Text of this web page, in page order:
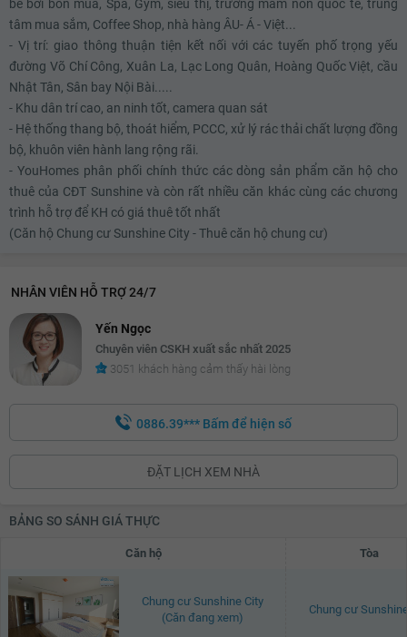
bể bơi bốn mùa, Spa, Gym, siêu thị, trường mầm non quốc tế, trung
tâm mua sắm, Coffee Shop, nhà hàng ÂU- Á - Việt...
- Vị trí: giao thông thuận tiện kết nối với các tuyến phố trọng yếu
đường Võ Chí Công, Xuân La, Lạc Long Quân, Hoàng Quốc Việt, cầu
Nhật Tân, Sân bay Nội Bài.....
- Khu dân trí cao, an ninh tốt, camera quan sát
- Hệ thống thang bộ, thoát hiểm, PCCC, xử lý rác thải chất lượng đồng
bộ, khuôn viên hành lang rộng rãi.
- YouHomes phân phối chính thức các dòng sản phẩm căn hộ cho
thuê của CĐT Sunshine và còn rất nhiều căn khác cùng các chương
trình hỗ trợ để KH có giá thuê tốt nhất
(Căn hộ Chung cư Sunshine City - Thuê căn hộ chung cư)
NHÂN VIÊN HỖ TRỢ 24/7
Yến Ngọc
Chuyên viên CSKH xuất sắc nhất 2025
3051 khách hàng cảm thấy hài lòng
0886.39*** Bấm để hiện số
ĐẶT LỊCH XEM NHÀ
BẢNG SO SÁNH GIÁ THỰC
Căn hộ Tòa
Chung cư Sunshine City
(Căn đang xem)
Chung cư